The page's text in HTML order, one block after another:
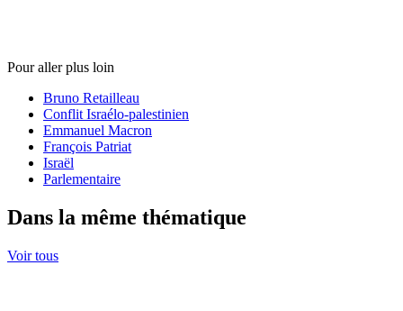
Pour aller plus loin
Bruno Retailleau
Conflit Israélo-palestinien
Emmanuel Macron
François Patriat
Israël
Parlementaire
Dans la même thématique
Voir tous